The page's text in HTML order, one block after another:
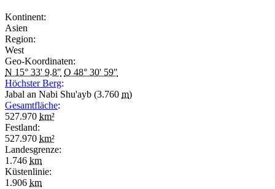
Kontinent:
Asien
Region:
West
Geo-Koordinaten:
N 15° 33' 9.8" O 48° 30' 59"
Höchster Berg:
Jabal an Nabi Shu'ayb (3.760 m)
Gesamtfläche:
527.970 km²
Festland:
527.970 km²
Landesgrenze:
1.746 km
Küstenlinie:
1.906 km